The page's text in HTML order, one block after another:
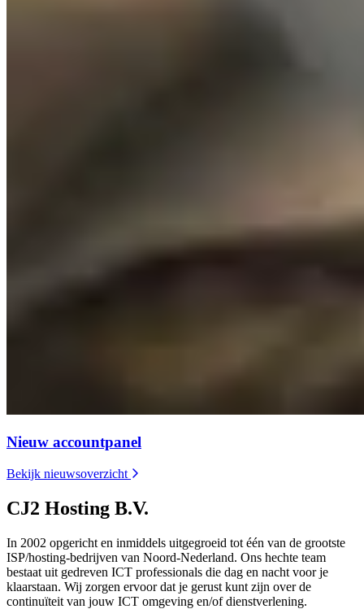
Nieuw accountpanel
Bekijk nieuwsoverzicht
CJ2 Hosting B.V.
In 2002 opgericht en inmiddels uitgegroeid tot één van de grootste
ISP/hosting-bedrijven van Noord-Nederland. Ons hechte team
bestaat uit gedreven ICT professionals die dag en nacht voor je
klaarstaan. Wij zorgen ervoor dat je gerust kunt zijn over de
continuïteit van jouw ICT omgeving en/of dienstverlening.